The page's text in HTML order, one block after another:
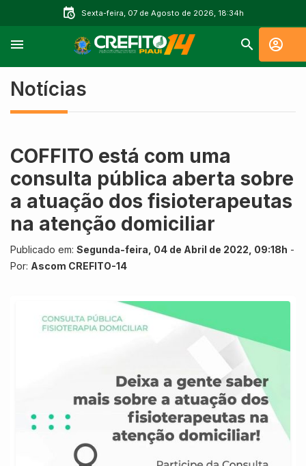
Sexta-feira, 07 de Agosto de 2026, 18:34h
Notícias
COFFITO está com uma
consulta pública aberta sobre
a atuação dos fisioterapeutas
na atenção domiciliar
Publicado em: Segunda-feira, 04 de Abril de 2022, 09:18h -
Por: Ascom CREFITO-14